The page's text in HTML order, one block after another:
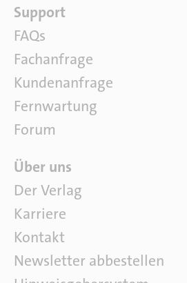
u
r
S
o
f
t
w
a
r
e
Support
FAQs
Fachanfrage
Kundenanfrage
Fernwartung
Forum
Ü
b
e
r
u
n
s
Über uns
Der Verlag
Karriere
Kontakt
Newsletter abbestellen